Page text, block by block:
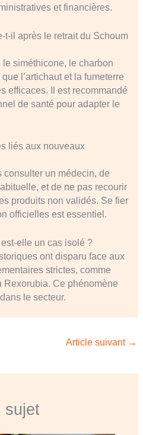
et financières.
t-il après le retrait du Schoum
siméthicone, le charbon
l’artichaut et la fumeterre
efficaces. Il est recommandé
de santé pour adapter le
liés aux nouveaux
consulter un médecin, de
et de ne pas recourir
produits non validés. Se fier
officielles est essentiel.
elle un cas isolé ?
ont disparu face aux
strictes, comme
Rexorubia. Ce phénomène
le secteur.
Article suivant →
sujet